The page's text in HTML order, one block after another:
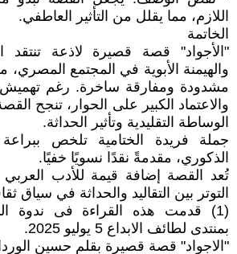
اللازم، مما يقلل من التأثير العاطفي.
الخاتمة
"الأجواد" قصة قصيرة لاذعة تنتقد
والهيمنة الأبوية في المجتمع
مشدودة ومفارقة ساخرة. رغم
والاعتماد الكبير على الحوار، تنجح
الوساطة التقليدية وتأثير الحداثة.
جملة فريدة الختامية تلخص
الذكوري، مقدمةً نقدًا نسويًا خفيًا.
تُعد القصة إضافة قيمة للأدب
التوتر بين التقاليد والحداثة في
(1) قدمت هذه القراءة فى ندوة
بمنتدى لطائف الابداع 5 يوليو 2025.
"الاجواد" قصة قصيرة بقلم حسين